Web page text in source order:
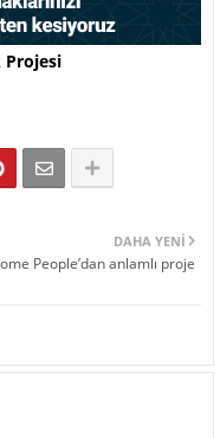
Projesi
DAHA YENI
People’dan anlamlı proje